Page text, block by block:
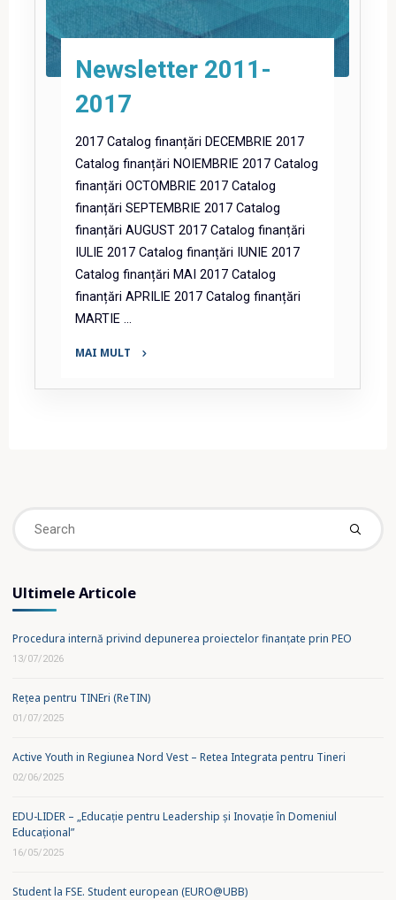
Newsletter 2011-
2017
2017 Catalog finanțări DECEMBRIE 2017
Catalog finanțări NOIEMBRIE 2017 Catalog
finanțări OCTOMBRIE 2017 Catalog
finanțări SEPTEMBRIE 2017 Catalog
finanțări AUGUST 2017 Catalog finanțări
IULIE 2017 Catalog finanțări IUNIE 2017
Catalog finanțări MAI 2017 Catalog
finanțări APRILIE 2017 Catalog finanțări
MARTIE …
MAI MULT
2011-
Ultimele Articole
Procedura internă privind depunerea proiectelor finanțate prin PEO
13/07/2026
Rețea pentru TINEri (ReTIN)
01/07/2025
Active Youth in Regiunea Nord Vest – Retea Integrata pentru Tineri
02/06/2025
EDU-LIDER – „Educație pentru Leadership și Inovație în Domeniul
Educațional”
16/05/2025
Student la FSE. Student european (EURO@UBB)